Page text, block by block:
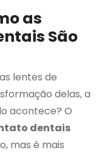
as
São
lentes de
delas, a
acontece? O
dentais
mas é mais